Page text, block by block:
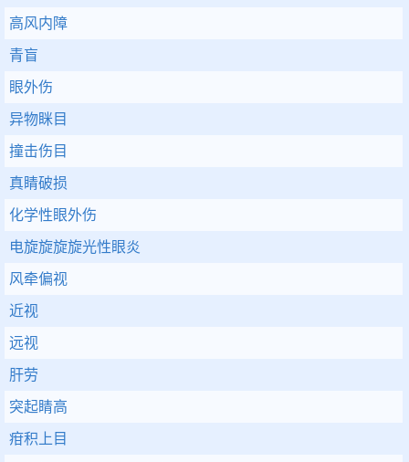
高风内障
青盲
眼外伤
异物眯目
撞击伤目
真睛破损
化学性眼外伤
电旋旋旋旋光性眼炎
风牵偏视
近视
远视
肝劳
突起睛高
疳积上目